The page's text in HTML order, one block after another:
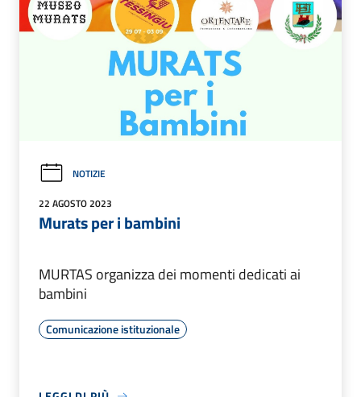
NOTIZIE
22 AGOSTO 2023
Murats per i bambini
MURTAS organizza dei momenti dedicati ai
bambini
Comunicazione istituzionale